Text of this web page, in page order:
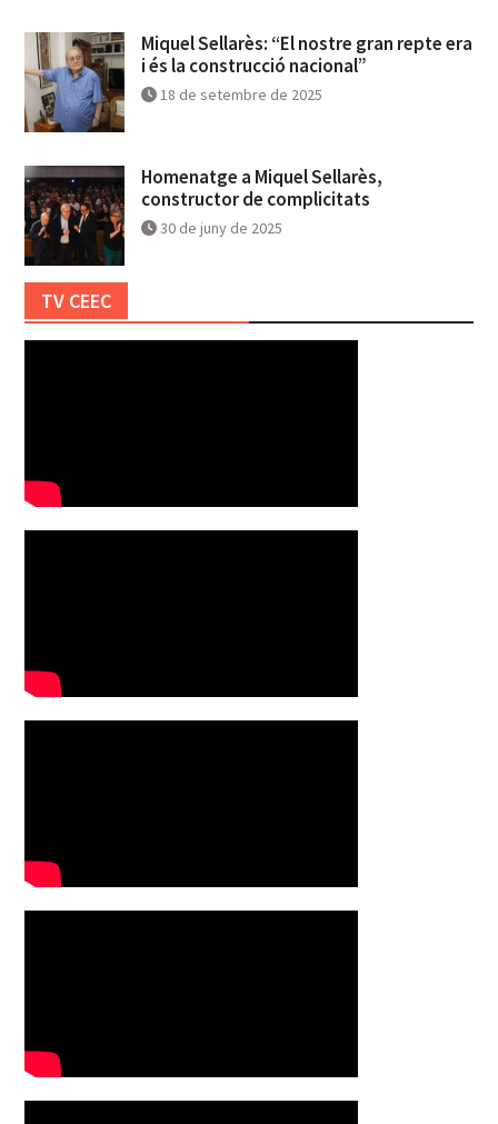
Miquel Sellarès: “El nostre gran repte era
i és la construcció nacional”
18 de setembre de 2025
Homenatge a Miquel Sellarès,
constructor de complicitats
30 de juny de 2025
TV CEEC